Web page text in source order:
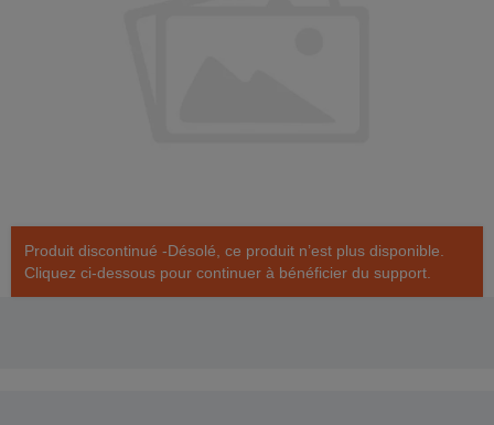
Produit discontinué -Désolé, ce produit n’est plus disponible.
Cliquez ci-dessous pour continuer à bénéficier du support.